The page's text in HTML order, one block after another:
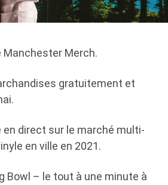
Manchester Merch.
gratuitement et
direct sur le marché multi-
en ville en 2021.
Bowl – le tout à une minute à